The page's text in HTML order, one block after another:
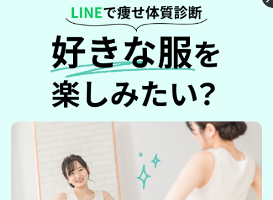
効果が期待できるでしょう。
姫路さくらクリニック。
クレンズメイトはカロリーカットと腸内フローラを強
力サポートします。
ではないはず。ダイエタリーライフの一助として、ク
レンズメイトの酵素ダイエットドリンクを検討してみ
ると良いでしょう。
＼初回500円で試してみる!／